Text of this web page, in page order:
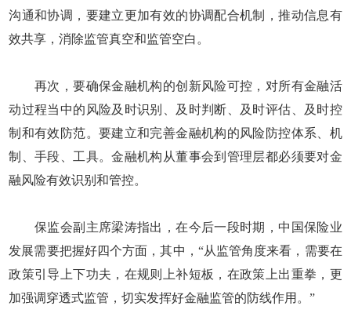
沟通和协调，要建立更加有效的协调配合机制，推动信息有
效共享，消除监管真空和监管空白。
再次，要确保金融机构的创新风险可控，对所有金融活
动过程当中的风险及时识别、及时判断、及时评估、及时控
制和有效防范。要建立和完善金融机构的风险防控体系、机
制、手段、工具。金融机构从董事会到管理层都必须要对金
融风险有效识别和管控。
保监会副主席梁涛指出，在今后一段时期，中国保险业
发展需要把握好四个方面，其中，“从监管角度来看，需要在
政策引导上下功夫，在规则上补短板，在政策上出重拳，更
加强调穿透式监管，切实发挥好金融监管的防线作用。”